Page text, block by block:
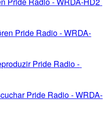
Pride Radio - WRDA-
Pride Radio -
Pride Radio - WRDA-